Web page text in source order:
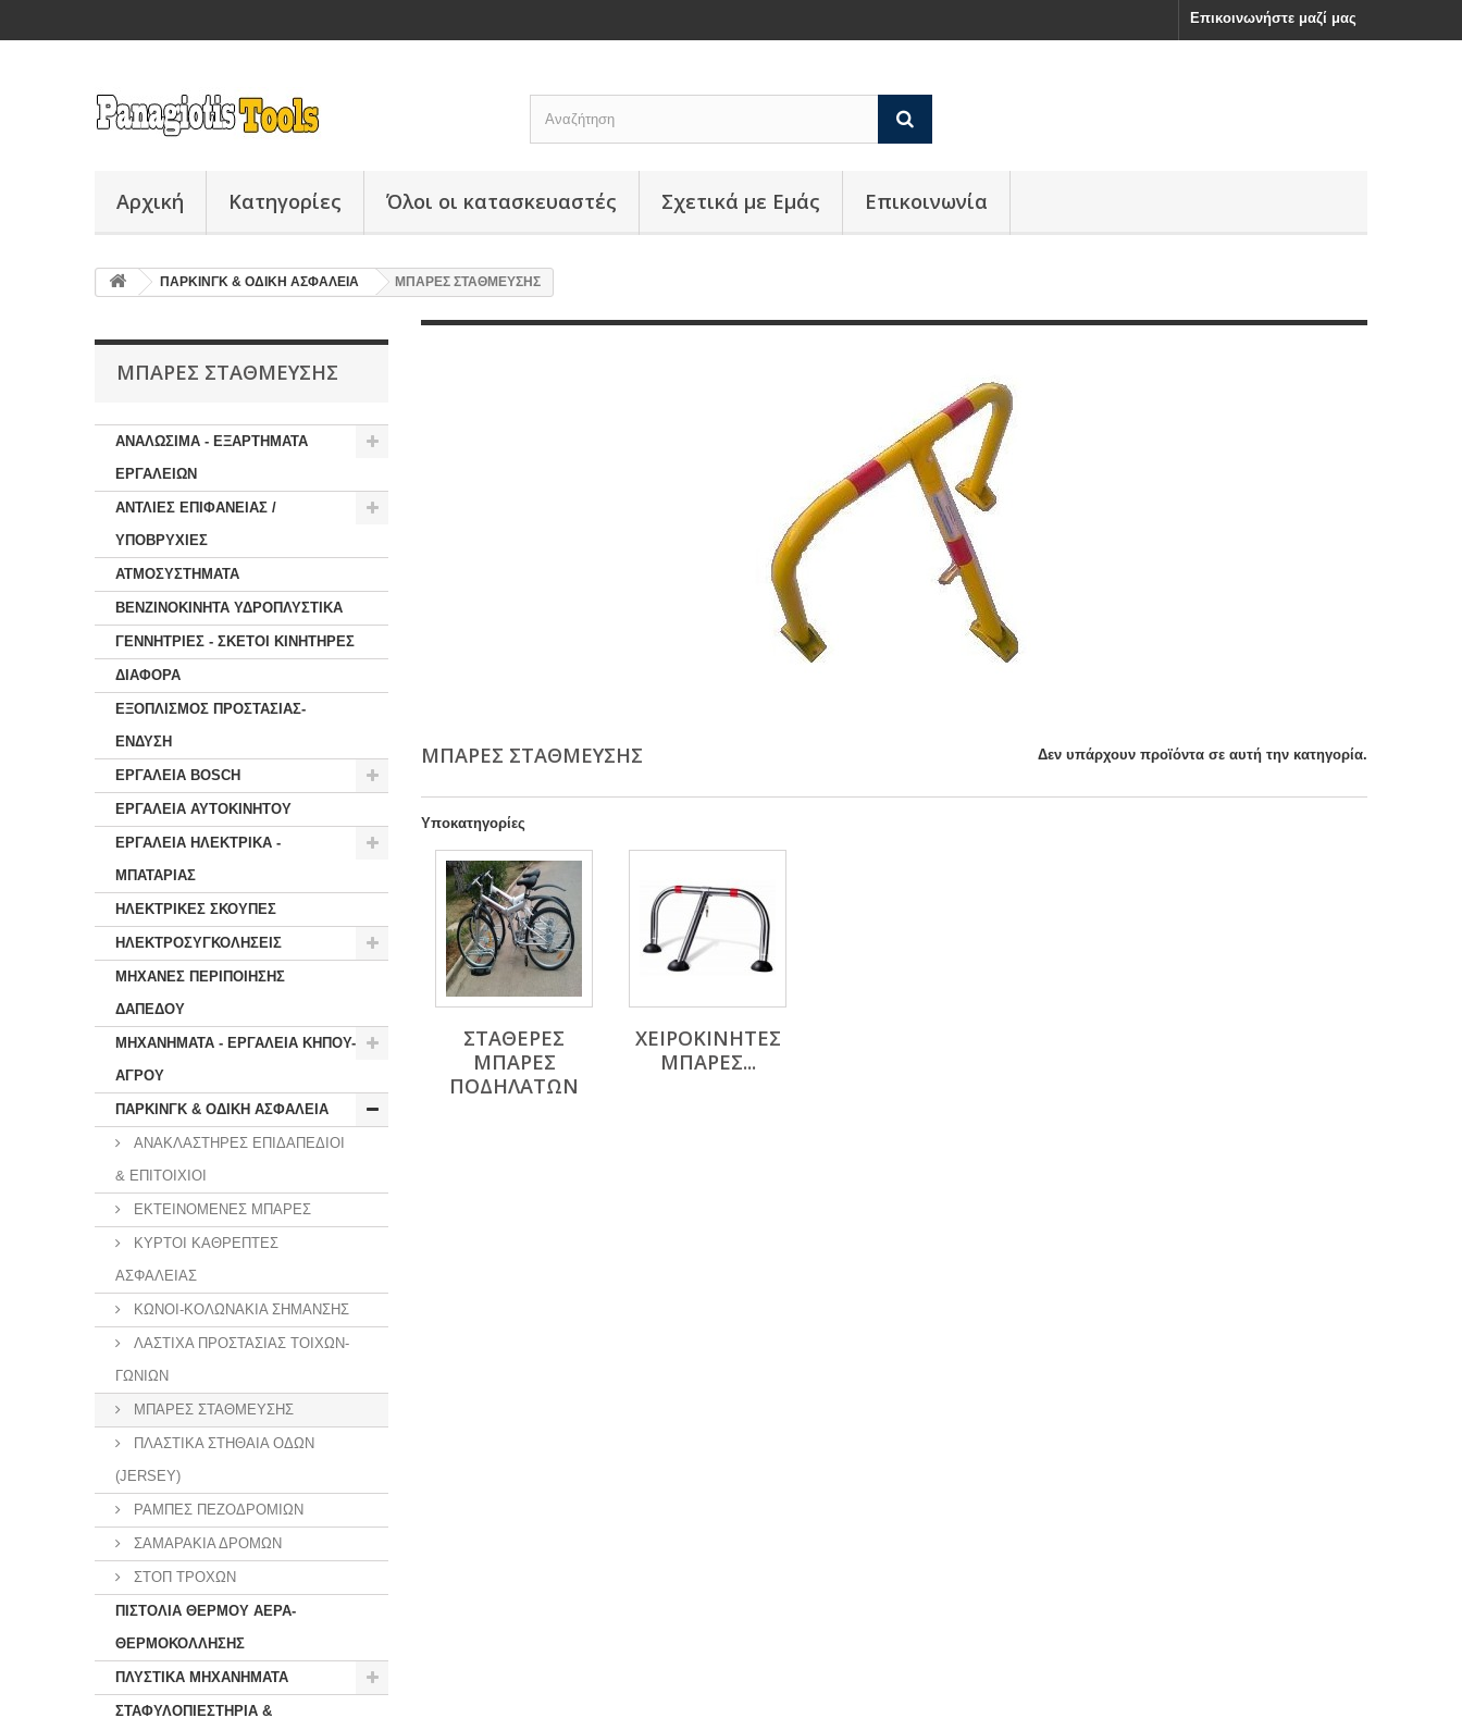
Επικοινωνήστε μαζί μας
Αρχική Κατηγορίες Όλοι οι κατασκευαστές Σχετικά με Εμάς Επικοινωνία
ΠΑΡΚΙΝΓΚ & ΟΔΙΚΗ ΑΣΦΑΛΕΙΑ ΜΠΑΡΕΣ ΣΤΑΘΜΕΥΣΗΣ
ΜΠΑΡΕΣ ΣΤΑΘΜΕΥΣΗΣ
ΑΝΑΛΩΣΙΜΑ - ΕΞΑΡΤΗΜΑΤΑ
ΕΡΓΑΛΕΙΩΝ
ΑΝΤΛΙΕΣ ΕΠΙΦΑΝΕΙΑΣ /
ΥΠΟΒΡΥΧΙΕΣ
ΑΤΜΟΣΥΣΤΗΜΑΤΑ
ΒΕΝΖΙΝΟΚΙΝΗΤΑ ΥΔΡΟΠΛΥΣΤΙΚΑ
ΓΕΝΝΗΤΡΙΕΣ - ΣΚΕΤΟΙ ΚΙΝΗΤΗΡΕΣ
ΔΙΑΦΟΡΑ
ΕΞΟΠΛΙΣΜΟΣ ΠΡΟΣΤΑΣΙΑΣ-
ΕΝΔΥΣΗ
ΕΡΓΑΛΕΙΑ BOSCH
ΕΡΓΑΛΕΙΑ ΑΥΤΟΚΙΝΗΤΟΥ
ΕΡΓΑΛΕΙΑ ΗΛΕΚΤΡΙΚΑ -
ΜΠΑΤΑΡΙΑΣ
ΗΛΕΚΤΡΙΚΕΣ ΣΚΟΥΠΕΣ
ΗΛΕΚΤΡΟΣΥΓΚΟΛΗΣΕΙΣ
ΜΗΧΑΝΕΣ ΠΕΡΙΠΟΙΗΣΗΣ
ΔΑΠΕΔΟΥ
ΜΗΧΑΝΗΜΑΤΑ - ΕΡΓΑΛΕΙΑ ΚΗΠΟΥ-
ΑΓΡΟΥ
ΠΑΡΚΙΝΓΚ & ΟΔΙΚΗ ΑΣΦΑΛΕΙΑ
ΑΝΑΚΛΑΣΤΗΡΕΣ ΕΠΙΔΑΠΕΔΙΟΙ
& ΕΠΙΤΟΙΧΙΟΙ
ΕΚΤΕΙΝΟΜΕΝΕΣ ΜΠΑΡΕΣ
ΚΥΡΤΟΙ ΚΑΘΡΕΠΤΕΣ
ΑΣΦΑΛΕΙΑΣ
ΚΩΝΟΙ-ΚΟΛΩΝΑΚΙΑ ΣΗΜΑΝΣΗΣ
ΛΑΣΤΙΧΑ ΠΡΟΣΤΑΣΙΑΣ ΤΟΙΧΩΝ-
ΓΩΝΙΩΝ
ΜΠΑΡΕΣ ΣΤΑΘΜΕΥΣΗΣ
ΠΛΑΣΤΙΚΑ ΣΤΗΘΑΙΑ ΟΔΩΝ
(JERSEY)
ΡΑΜΠΕΣ ΠΕΖΟΔΡΟΜΙΩΝ
ΣΑΜΑΡΑΚΙΑ ΔΡΟΜΩΝ
ΣΤΟΠ ΤΡΟΧΩΝ
ΠΙΣΤΟΛΙΑ ΘΕΡΜΟΥ ΑΕΡΑ-
ΘΕΡΜΟΚΟΛΛΗΣΗΣ
ΠΛΥΣΤΙΚΑ ΜΗΧΑΝΗΜΑΤΑ
ΣΤΑΦΥΛΟΠΙΕΣΤΗΡΙΑ &
ΜΠΑΡΕΣ ΣΤΑΘΜΕΥΣΗΣ Δεν υπάρχουν προϊόντα σε αυτή την κατηγορία.
Υποκατηγορίες
ΣΤΑΘΕΡΕΣ
ΜΠΑΡΕΣ
ΠΟΔΗΛΑΤΩΝ
ΧΕΙΡΟΚΙΝΗΤΕΣ
ΜΠΑΡΕΣ...